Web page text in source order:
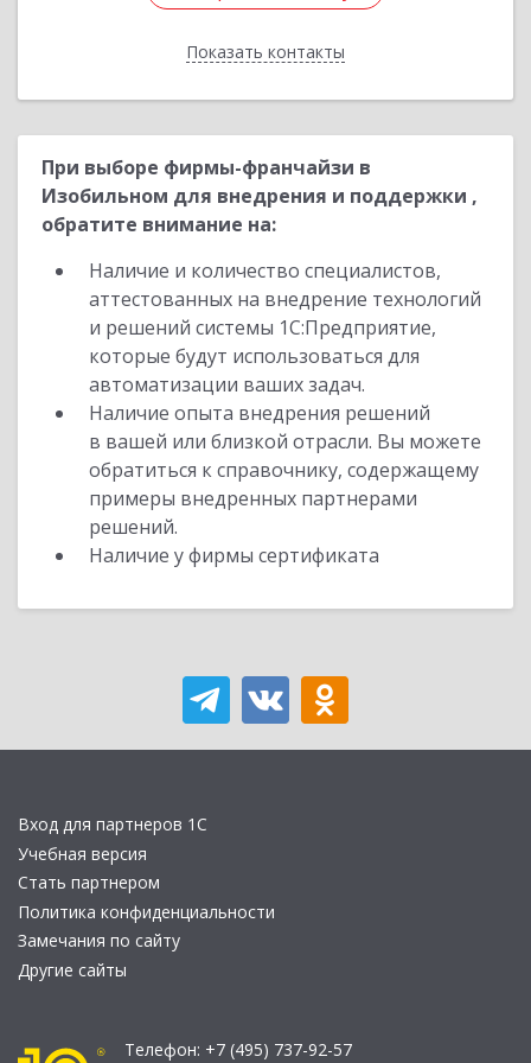
Показать контакты
Назад
При выборе фирмы-франчайзи в
Изобильном для внедрения и поддержки ,
обратите внимание на:
Наличие и количество специалистов,
аттестованных на внедрение технологий
и решений системы 1С:Предприятие,
которые будут использоваться для
автоматизации ваших задач.
Наличие опыта внедрения решений
в вашей или близкой отрасли. Вы можете
обратиться к справочнику, содержащему
примеры внедренных партнерами
решений.
Наличие у фирмы сертификата
Вход для партнеров 1С
Учебная версия
Стать партнером
Политика конфиденциальности
Замечания по сайту
Другие сайты
Телефон: +7 (495) 737-92-57